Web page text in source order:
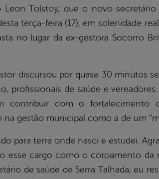
Tolstoy, que o novo
terça-feira (17), em solenidade
no lugar da ex-gestora Socorro
discursou por quase 30 minutos
profissionais de saúde e
contribuir com o fortalecimento
na gestão municipal como a de um
para terra onde nasci e estudei.
esse cargo como o coroamento da
de saúde de Serra Talhada, eu